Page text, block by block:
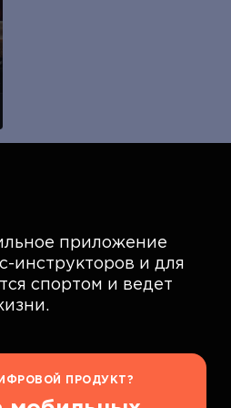
приложение
инструкторов и для
спортом и ведет
ПРОДУКТ?